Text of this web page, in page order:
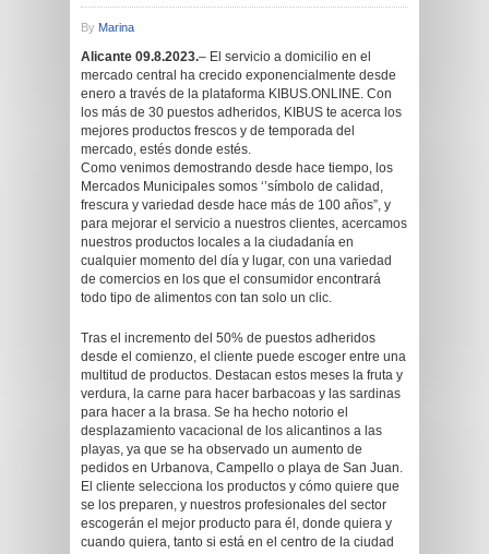
By Marina
Alicante 09.8.2023.– El servicio a domicilio en el
mercado central ha crecido exponencialmente desde
enero a través de la plataforma KIBUS.ONLINE. Con
los más de 30 puestos adheridos, KIBUS te acerca los
mejores productos frescos y de temporada del
mercado, estés donde estés.
Como venimos demostrando desde hace tiempo, los
Mercados Municipales somos ‘’símbolo de calidad,
frescura y variedad desde hace más de 100 años”, y
para mejorar el servicio a nuestros clientes, acercamos
nuestros productos locales a la ciudadanía en
cualquier momento del día y lugar, con una variedad
de comercios en los que el consumidor encontrará
todo tipo de alimentos con tan solo un clic.
Tras el incremento del 50% de puestos adheridos
desde el comienzo, el cliente puede escoger entre una
multitud de productos. Destacan estos meses la fruta y
verdura, la carne para hacer barbacoas y las sardinas
para hacer a la brasa. Se ha hecho notorio el
desplazamiento vacacional de los alicantinos a las
playas, ya que se ha observado un aumento de
pedidos en Urbanova, Campello o playa de San Juan.
El cliente selecciona los productos y cómo quiere que
se los preparen, y nuestros profesionales del sector
escogerán el mejor producto para él, donde quiera y
cuando quiera, tanto si está en el centro de la ciudad